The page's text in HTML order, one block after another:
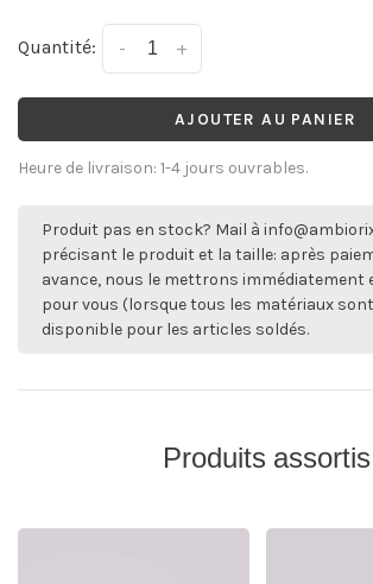
Quantité: +
-
AJOUTER AU PANIER
Heure de livraison: 1-4 jours ouvrables.
Produit pas en stock? Mail à
précisant le produit et la taille: après
avance, nous le mettrons immédiatement
pour vous (lorsque tous les matériaux
disponible pour les articles soldés.
Produits assortis